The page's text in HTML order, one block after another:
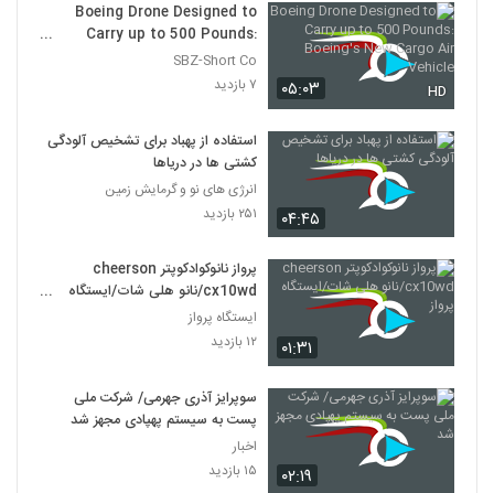
۰۵:۰۳ HD
Boeing Drone Designed to
Carry up to 500 Pounds:
Boeing's New Cargo Air
Vehicle
SBZ-Short Co
۷ بازدید
۰۴:۴۵
استفاده از پهباد برای تشخیص آلودگی
کشتی ها در دریاها
انرژی های نو و گرمایش زمین
۲۵۱ بازدید
۰۱:۳۱
پرواز نانوکوادکوپتر cheerson
cx10wd/نانو هلی شات/ایستگاه
پرواز
ایستگاه پرواز
۱۲ بازدید
۰۲:۱۹
سوپرایز آذری جهرمی/ شرکت ملی
پست به سیستم پهپادی مجهز شد
اخبار
۱۵ بازدید